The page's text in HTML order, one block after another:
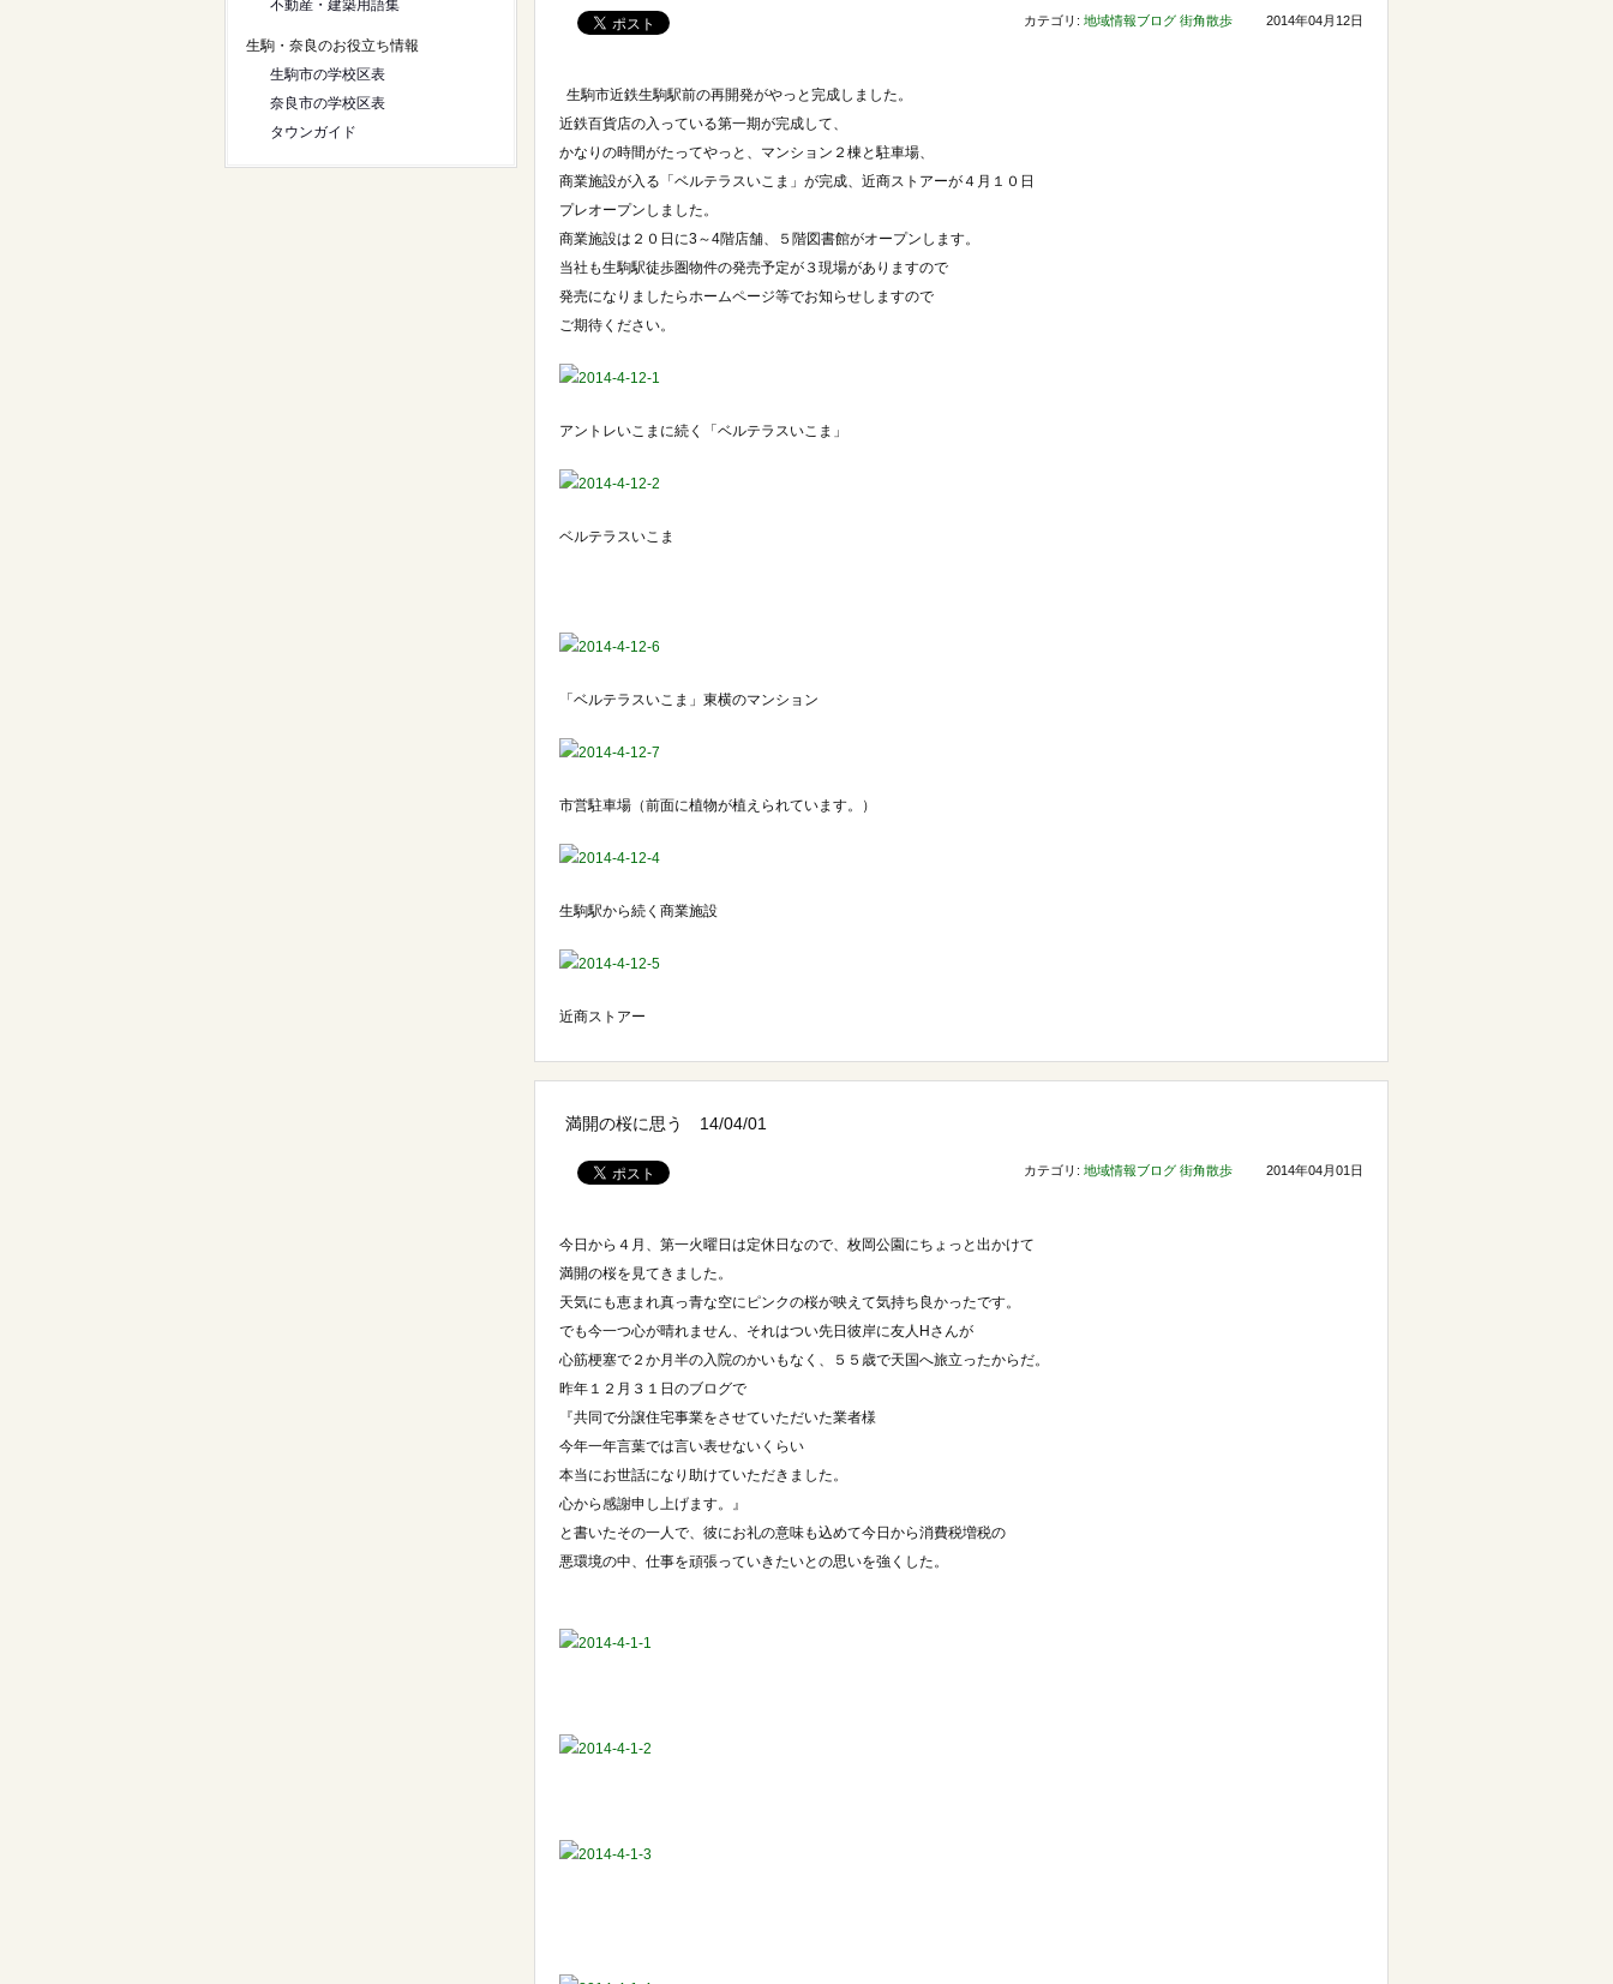
不動産・建築用語集
生駒・奈良のお役立ち情報
生駒市の学校区表
奈良市の学校区表
タウンガイド
カテゴリ: 地域情報ブログ 街角散歩 2014年04月12日
生駒市近鉄生駒駅前の再開発がやっと完成しました。
近鉄百貨店の入っている第一期が完成して、
かなりの時間がたってやっと、マンション２棟と駐車場、
商業施設が入る「ベルテラスいこま」が完成、近商ストアーが４月１０日
プレオープンしました。
商業施設は２０日に3～4階店舗、５階図書館がオープンします。
当社も生駒駅徒歩圏物件の発売予定が３現場がありますので
発売になりましたらホームページ等でお知らせしますので
ご期待ください。
アントレいこまに続く「ベルテラスいこま」
ベルテラスいこま
「ベルテラスいこま」東横のマンション
市営駐車場（前面に植物が植えられています。）
生駒駅から続く商業施設
近商ストアー
満開の桜に思う 14/04/01
カテゴリ: 地域情報ブログ 街角散歩 2014年04月01日
今日から４月、第一火曜日は定休日なので、枚岡公園にちょっと出かけて
満開の桜を見てきました。
天気にも恵まれ真っ青な空にピンクの桜が映えて気持ち良かったです。
でも今一つ心が晴れません、それはつい先日彼岸に友人Hさんが
心筋梗塞で２か月半の入院のかいもなく、５５歳で天国へ旅立ったからだ。
昨年１２月３１日のブログで
『共同で分譲住宅事業をさせていただいた業者様
今年一年言葉では言い表せないくらい
本当にお世話になり助けていただきました。
心から感謝申し上げます。』
と書いたその一人で、彼にお礼の意味も込めて今日から消費税増税の
悪環境の中、仕事を頑張っていきたいとの思いを強くした。